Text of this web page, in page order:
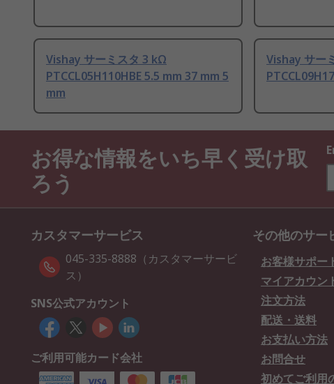
Vishay サーミスタ 3 kΩ
PTCCL05H110HBE 5.5 mm 37 mm 5
mm
Vishay サー
お得な情報をいち早く受け取
ろう
カスタマーサービス
045-335-8888（カスタマーサービ
ス）
SNS公式アカウント
ご利用可能カード会社
その他のサー
お客様サポー
マイアカウン
注文方法
配送・送料
お支払い方法
お問合せ
初めてご利用